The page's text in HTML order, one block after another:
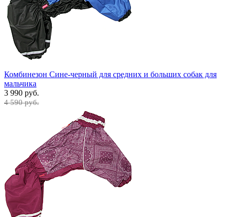
Комбинезон Сине-черный для средних и больших собак для
мальчика
3 990 руб.
4 590 руб.